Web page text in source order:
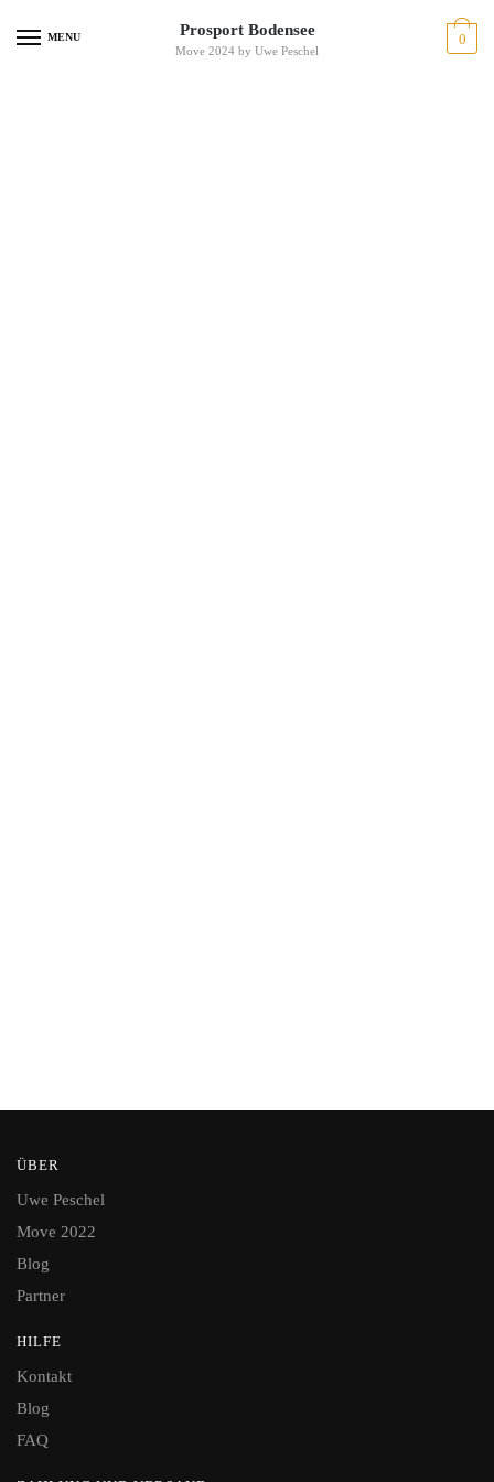
MENU Prosport Bodensee
Move 2024 by Uwe Peschel
0
ÜBER
Uwe Peschel
Move 2022
Blog
Partner
HILFE
Kontakt
Blog
FAQ